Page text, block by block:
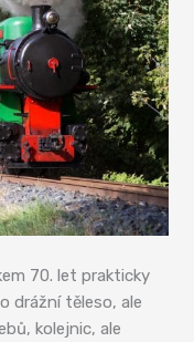
70. let prakticky
drážní těleso, ale
kolejnic, ale